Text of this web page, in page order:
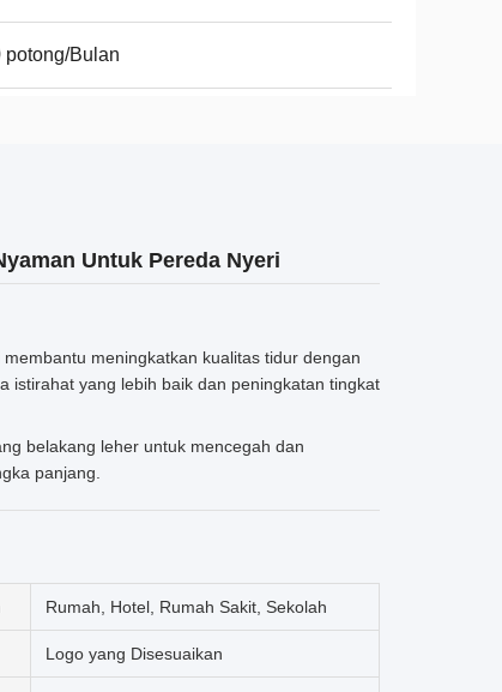
potong/Bulan
Untuk Pereda Nyeri
meningkatkan kualitas tidur dengan
istirahat yang lebih baik dan peningkatan tingkat
belakang leher untuk mencegah dan
panjang.
Rumah, Hotel, Rumah Sakit, Sekolah
Logo yang Disesuaikan